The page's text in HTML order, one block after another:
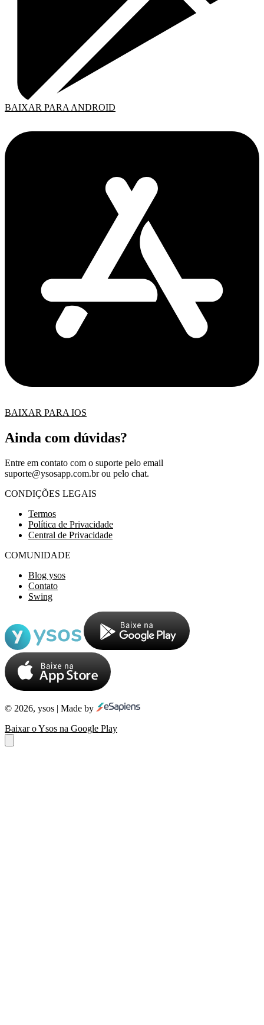
BAIXAR PARA ANDROID
BAIXAR PARA IOS
Ainda com dúvidas?
Entre em contato com o suporte pelo email
suporte@ysosapp.com.brou pelo chat.
CONDIÇÕES LEGAIS
Termos
Política de Privacidade
Central de Privacidade
COMUNIDADE
Blog ysos
Contato
Swing
© 2026, ysos | Made by
Baixar o Ysos na Google Play